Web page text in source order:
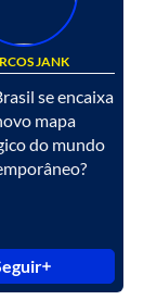
JANK
se encaixa
mapa
do mundo